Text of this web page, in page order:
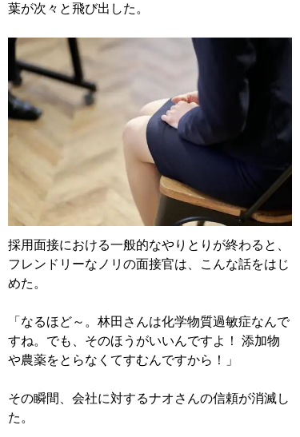
葉が次々と飛び出した。
採用面接における一般的なやりとりが終わると、
フレンドリーなノリの面接官は、こんな話をはじ
めた。
「なるほど～。林田さんは化学物質過敏症なんで
すね。でも、そのほうがいいんですよ！ 添加物
や農薬をとらなくてすむんですから！」
その瞬間、会社に対するナオさんの信頼が消滅し
た。